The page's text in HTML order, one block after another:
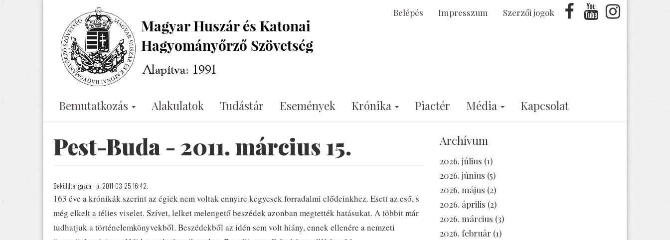
Belépés Impresszum Szerzői jogok
Bemutatkozás Alakulatok Tudástár Események Krónika Piactér Média Kapcsolat
Pest-Buda - 2011. március 15.
Beküldte: gazda - p, 2011-03-25 16:42.
163 éve a krónikák szerint az égiek nem voltak ennyire kegyesek forradalmi elődeinkhez. Esett az eső, s
még elkelt a télies viselet. Szívet, lelket melengető beszédek azonban megtették hatásukat. A többit már
tudhatjuk a történelemkönyvekből. Beszédekből az idén sem volt hiány, ennek ellenére a nemzeti
Archívum
2026. július (1)
2026. június (5)
2026. május (2)
2026. április (2)
2026. március (3)
2026. február (1)